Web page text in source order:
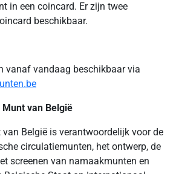
in een coincard. Er zijn twee
beschikbaar.
vanaf vandaag beschikbaar via
van België
België is verantwoordelijk voor de
circulatiemunten, het ontwerp, de
screenen van namaakmunten en